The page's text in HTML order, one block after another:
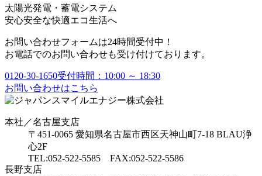
太陽光発電・蓄電システム
安心安全な快適エコ生活へ
お問い合わせフォームは24時間受付中！
お電話でのお問い合わせも受け付けております。
0120-30-1650受付時間：10:00 ～ 18:30
お問い合わせはこちら
本社／名古屋支店
〒451-0065 愛知県名古屋市西区天神山町7-18 BLAU浄
心2F
TEL:052-522-5585 FAX:052-522-5586
長野支店